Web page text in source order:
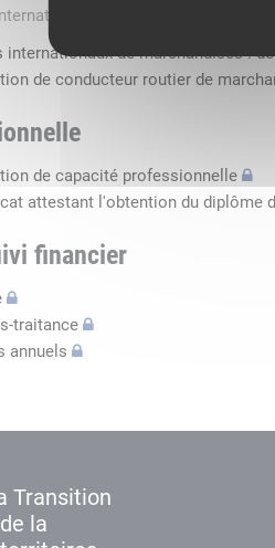
de marchandises dans
internationaux de marchandises :
de conducteur routier de
de capacité professionnelle
attestant l'obtention du diplôme
financier
traitance
annuels
Transition
la